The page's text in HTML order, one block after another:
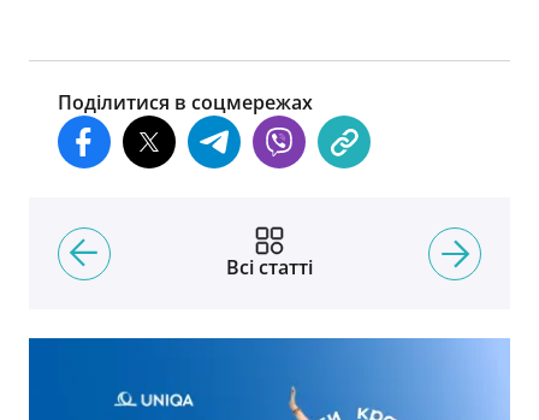
Поділитися в соцмережах
Всі статті